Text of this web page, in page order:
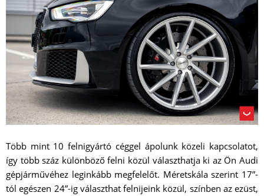
Több mint 10 felnigyártó céggel ápolunk közeli kapcsolatot,
így több száz különböző felni közül választhatja ki az Ön Audi
gépjárművéhez leginkább megfelelőt. Méretskála szerint 17”-
tól egészen 24”-ig választhat felnijeink közül, színben az ezüst,